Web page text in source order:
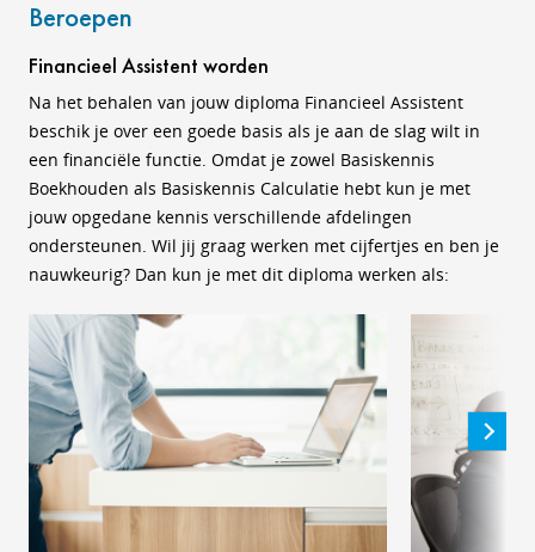
Beroepen
Financieel Assistent worden
Na het behalen van jouw diploma Financieel Assistent
beschik je over een goede basis als je aan de slag wilt in
een financiële functie. Omdat je zowel Basiskennis
Boekhouden als Basiskennis Calculatie hebt kun je met
jouw opgedane kennis verschillende afdelingen
ondersteunen. Wil jij graag werken met cijfertjes en ben je
nauwkeurig? Dan kun je met dit diploma werken als: